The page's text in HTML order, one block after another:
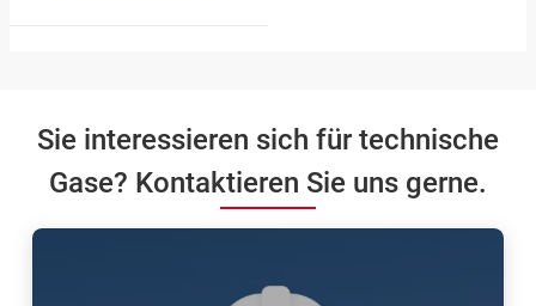
Sie interessieren sich für technische
Gase? Kontaktieren Sie uns gerne.